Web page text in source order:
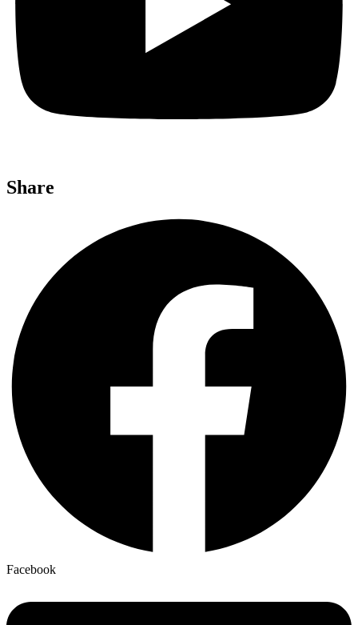
Share
Facebook